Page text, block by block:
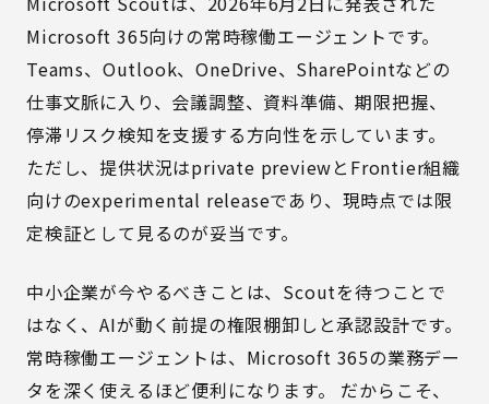
Microsoft 365向けの常時稼働エージェントです。
Teams、Outlook、OneDrive、SharePointなどの
仕事文脈に入り、会議調整、資料準備、期限把握、
停滞リスク検知を支援する方向性を示しています。
ただし、提供状況はprivate previewとFrontier組織
向けのexperimental releaseであり、現時点では限
定検証として見るのが妥当です。
中小企業が今やるべきことは、Scoutを待つことで
はなく、AIが動く前提の権限棚卸しと承認設計です。
常時稼働エージェントは、Microsoft 365の業務デー
タを深く使えるほど便利になります。 だからこそ、